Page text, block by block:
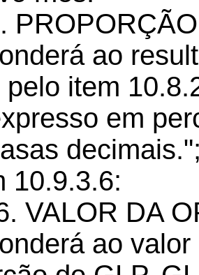
ao
pelo item
em
10.9.3.6:
VALOR DA
ao